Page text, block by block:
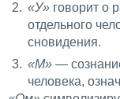
«У» говорит о
отдельного
сновидения.
«М» —
человека,